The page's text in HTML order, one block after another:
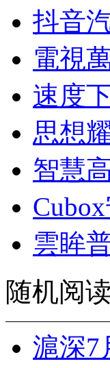
抖音
電視
速度
思想
智慧
雲眸
随机阅
滬深7